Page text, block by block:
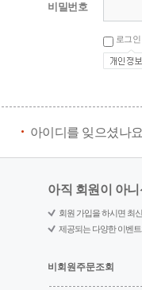
비밀번호
로그
아이디를 잊으셨나
아직 회원이 아
회원 가입을 하시면 최
제공되는 다양한 이벤
비회원주문조회